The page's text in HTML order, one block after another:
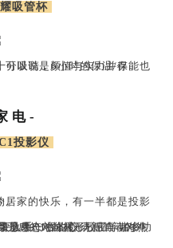
吸管杯
足我不同季节的饮水需求，可以说是颜值与实力并存。
电-
投影仪
一半都是投影仪给的。
术+激光传感器+6向陀螺仪+内置无感的六向梯形校正等诸多功能，还是激起了我想要入手一台的心。